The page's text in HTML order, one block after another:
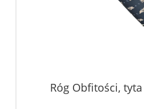
Róg Obfitości,